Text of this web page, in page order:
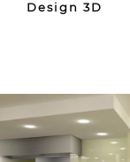
Design 3D